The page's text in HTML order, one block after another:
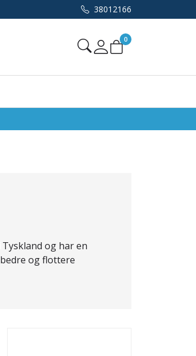
38012166
Mine sider
0
og har en
og flottere